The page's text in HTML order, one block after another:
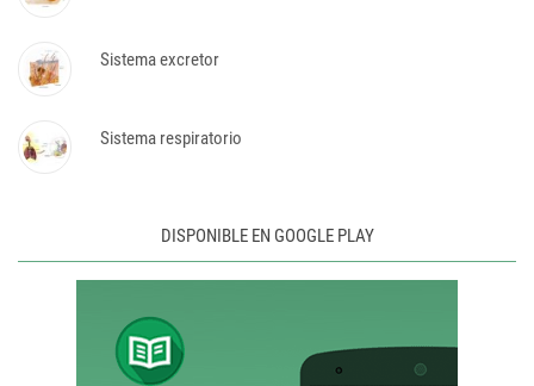
Sistema excretor
Sistema respiratorio
DISPONIBLE EN GOOGLE PLAY